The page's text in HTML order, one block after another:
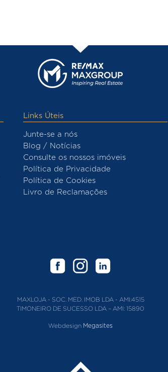
Links Úteis
Junte-se a nós
Blog / Notícias
Consulte os nossos imóveis
Política de Privacidade
Política de Cookies
Livro de Reclamações
MAXLOJA - SOC. MED. IMOB LDA - AMI:4515
TIMONEIRO DE SUCESSO LDA – AMI: 15890
Webdesign Megasites